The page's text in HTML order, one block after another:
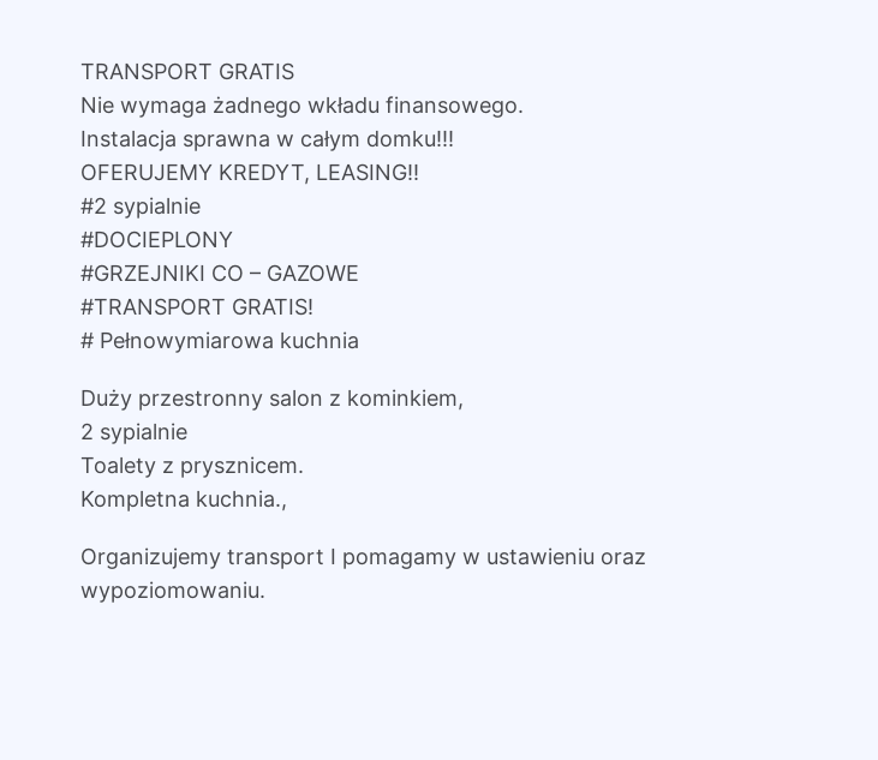
TRANSPORT GRATIS
Nie wymaga żadnego wkładu finansowego.
Instalacja sprawna w całym domku!!!
OFERUJEMY KREDYT, LEASING!!
#2 sypialnie
#DOCIEPLONY
#GRZEJNIKI CO – GAZOWE
#TRANSPORT GRATIS!
# Pełnowymiarowa kuchnia
Duży przestronny salon z kominkiem,
2 sypialnie
Toalety z prysznicem.
Kompletna kuchnia.,
Organizujemy transport I pomagamy w ustawieniu oraz
wypoziomowaniu.